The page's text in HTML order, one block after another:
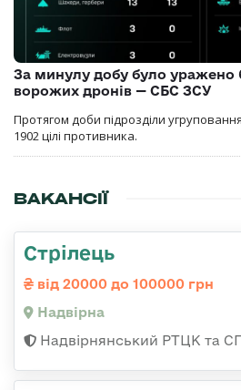
За минулу добу було уражено
ворожих дронів — СБС ЗСУ
Протягом доби підрозділи
1902 цілі противника.
ВАКАНСІЇ
Стрілець
від 20000 до 100000 грн
Надвірна
Надвірнянський РТЦК та